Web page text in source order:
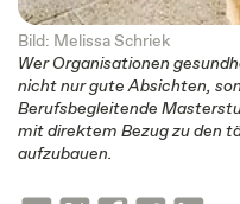
Bild: Melissa Schriek
Wer Organisationen
nicht nur gute Absichten,
Berufsbegleitende
mit direktem Bezug zu den
aufzubauen.